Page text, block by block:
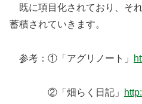
既に項目化されており、そ
蓄積されていきます。
参考：①「アグリノート」
②「畑らく日記」